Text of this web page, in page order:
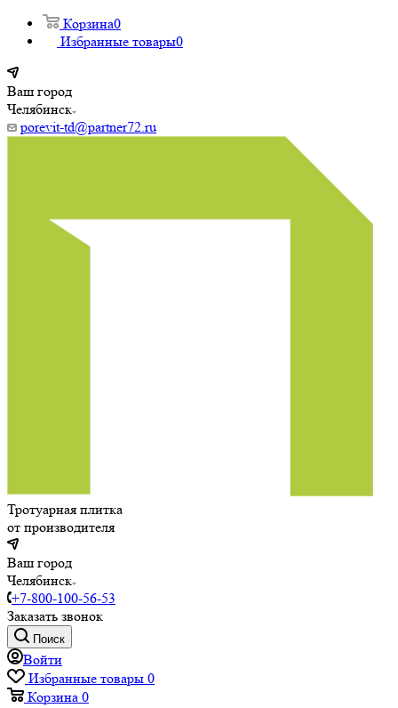
Корзина0
Избранные товары0
Ваш город
Челябинск
porevit-td@partner72.ru
Тротуарная плитка
от производителя
Ваш город
Челябинск
+7-800-100-56-53
Заказать звонок
Поиск
Войти
Избранные товары 0
Корзина 0